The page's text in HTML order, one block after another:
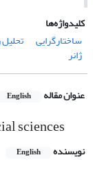
کلیدواژه‌ها
ساختارگرایی
ژانر
عنوان مقاله English
sciences
نویسنده English